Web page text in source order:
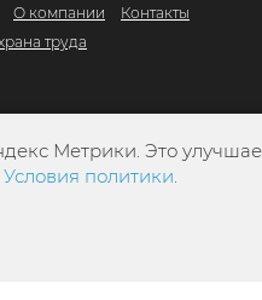
О компании
Контакты
труда
Метрики. Это
Условия политики.